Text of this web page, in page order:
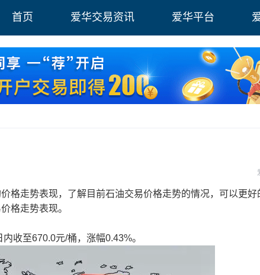
首页 爱华交易资讯 爱华平台
走势表现，了解目前石油交易价格走势的情况，可以更好
格走势表现。
至670.0元/桶，涨幅0.43%。